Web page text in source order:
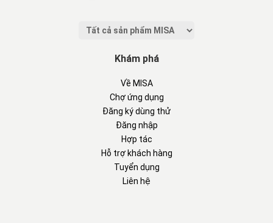
Khám phá
Về MISA
Chợ ứng dụng
Đăng ký dùng thử
Đăng nhập
Hợp tác
Hỗ trợ khách hàng
Tuyển dụng
Liên hệ